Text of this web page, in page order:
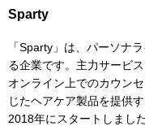
Sparty
「Sparty」は、パーソナ
る企業です。主力サービ
オンライン上でのカウン
じたヘアケア製品を提供
2018年にスタートしました